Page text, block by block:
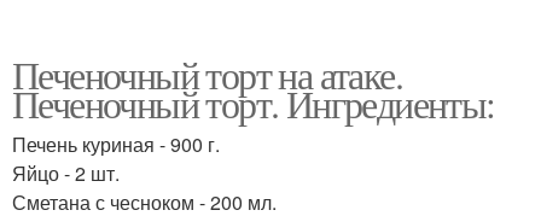
Печеночный торт на атаке.
Печеночный торт. Ингредиенты:
Печень куриная - 900 г.
Яйцо - 2 шт.
Сметана с чесноком - 200 мл.